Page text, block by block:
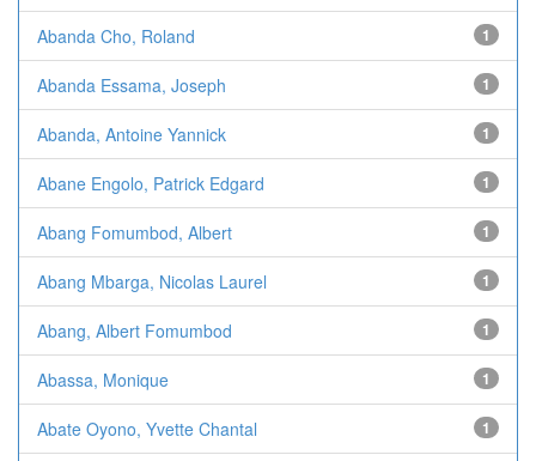
Abanda Cho, Roland 1
Abanda Essama, Joseph 1
Abanda, Antoine Yannick 1
Abane Engolo, Patrick Edgard 1
Abang Fomumbod, Albert 1
Abang Mbarga, Nicolas Laurel 1
Abang, Albert Fomumbod 1
Abassa, Monique 1
Abate Oyono, Yvette Chantal 1